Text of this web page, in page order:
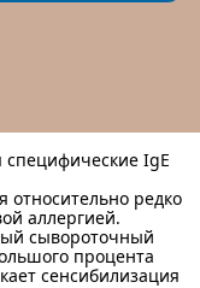
специфические IgE
относительно редко
аллергией.
сывороточный
процента
сенсибилизация